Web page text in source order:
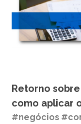
Retorno
como aplicar
#negócios